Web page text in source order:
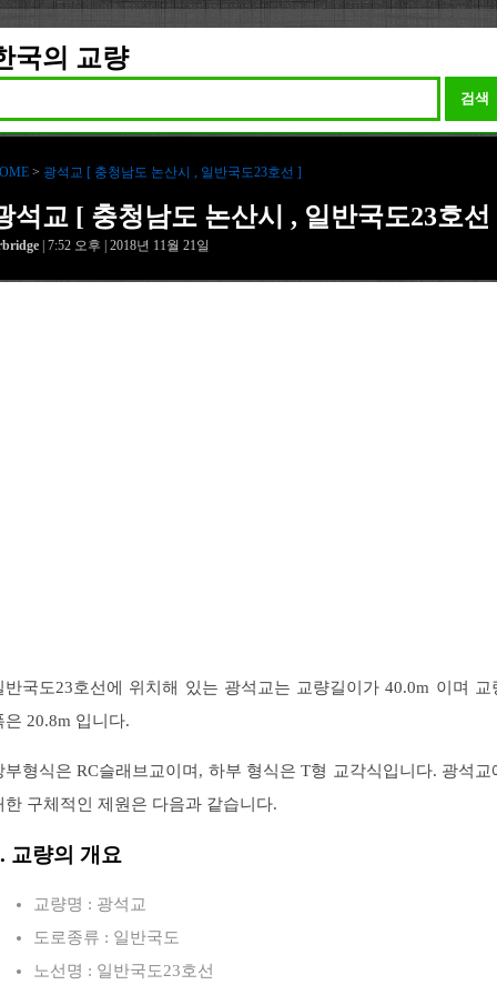
국의 교량
검색
> 광석교 [ 충청남도 논산시 , 일반국도23호선 ]
석교 [ 충청남도 논산시 , 일반국도23호선
| 7:52 오후 | 2018년 11월 21일
반국도23호선에 위치해 있는 광석교는 교량길이가 40.0m 이며 교
은 20.8m 입니다.
부형식은 RC슬래브교이며, 하부 형식은 T형 교각식입니다. 광석교
한 구체적인 제원은 다음과 같습니다.
교량의 개요
교량명 : 광석교
도로종류 : 일반국도
노선명 : 일반국도23호선